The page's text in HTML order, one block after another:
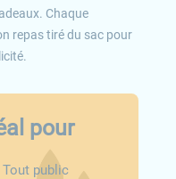
Chaque
repas tiré du sac pour
pour
Tout public